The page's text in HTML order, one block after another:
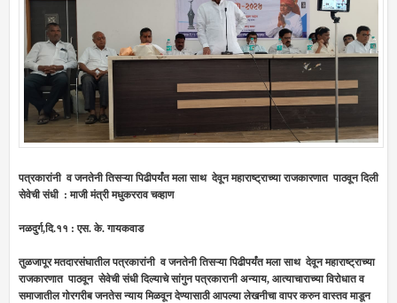
पत्रकारांनी व जनतेनी तिसऱ्या पिढीपर्यंत मला साथ देवून महाराष्ट्राच्या राजकारणात पाठवून दिली
सेवेची संधी : माजी मंत्री मधुकरराव चव्हाण
नळदुर्ग,दि.११ : एस. के. गायकवाड
तुळजापूर मतदारसंघातीलपत्रकारांनी व जनतेनी तिसऱ्या पिढीपर्यंत मला साथ देवून महाराष्ट्राच्या
राजकारणात पाठवून सेवेची संधी दिल्याचेसांगुन पत्रकारानी अन्याय, आत्याचाराच्या विरोधात व
समाजातील गोरगरीब जनतेस न्याय मिळवून देण्यासाठी आपल्या लेखनीचा वापर करुन वास्तव माडून